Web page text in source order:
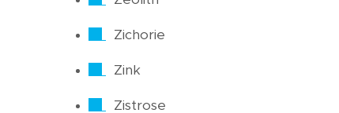
Zichorie
Zink
Zistrose